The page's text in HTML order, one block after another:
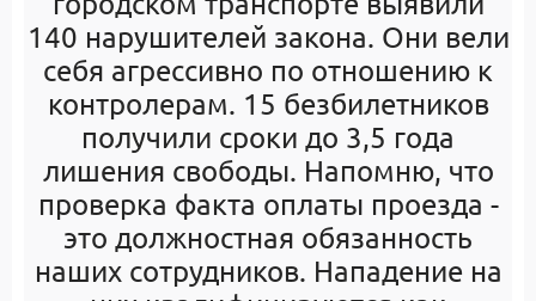
140 нарушителей закона. Они вели
себя агрессивно по отношению к
контролерам. 15 безбилетников
получили сроки до 3,5 года
лишения свободы. Напомню, что
проверка факта оплаты проезда -
это должностная обязанность
наших сотрудников. Нападение на